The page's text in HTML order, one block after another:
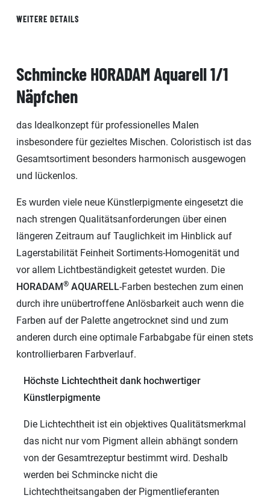
WEITERE DETAILS
Schmincke HORADAM Aquarell 1/1
Näpfchen
das Idealkonzept für professionelles Malen
insbesondere für gezieltes Mischen. Coloristisch ist das
Gesamtsortiment besonders harmonisch ausgewogen
und lückenlos.
Es wurden viele neue Künstlerpigmente eingesetzt die
nach strengen Qualitätsanforderungen über einen
längeren Zeitraum auf Tauglichkeit im Hinblick auf
Lagerstabilität Feinheit Sortiments-Homogenität und
vor allem Lichtbeständigkeit getestet wurden. Die
HORADAM® AQUARELL-Farben bestechen zum einen
durch ihre unübertroffene Anlösbarkeit auch wenn die
Farben auf der Palette angetrocknet sind und zum
anderen durch eine optimale Farbabgabe für einen stets
kontrollierbaren Farbverlauf.
Höchste Lichtechtheit dank hochwertiger
Künstlerpigmente
Die Lichtechtheit ist ein objektives Qualitätsmerkmal
das nicht nur vom Pigment allein abhängt sondern
von der Gesamtrezeptur bestimmt wird. Deshalb
werden bei Schmincke nicht die
Lichtechtheitsangaben der Pigmentlieferanten